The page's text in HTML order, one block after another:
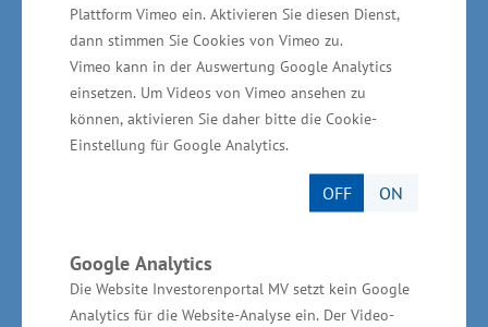
Plattform Vimeo ein. Aktivieren Sie diesen Dienst,
dann stimmen Sie Cookies von Vimeo zu.
Vimeo kann in der Auswertung Google Analytics
einsetzen. Um Videos von Vimeo ansehen zu
können, aktivieren Sie daher bitte die Cookie-
Einstellung für Google Analytics.
OFF ON
Google Analytics
Die Website Investorenportal MV setzt kein Google
Analytics für die Website-Analyse ein. Der Video-
betragen rund 3,1 Millionen Euro. Das
Wirtschaftsministerium unterstützt das
Vorhaben aus Mitteln des „Europäischen Fonds
für regionale Entwicklung“ (EFRE) in Höhe von
rund 2,8 Millionen Euro.
Informationen zum Bärenwald
Müritz gGmbH
Der Bärenwald Müritz gGmbH ist ein